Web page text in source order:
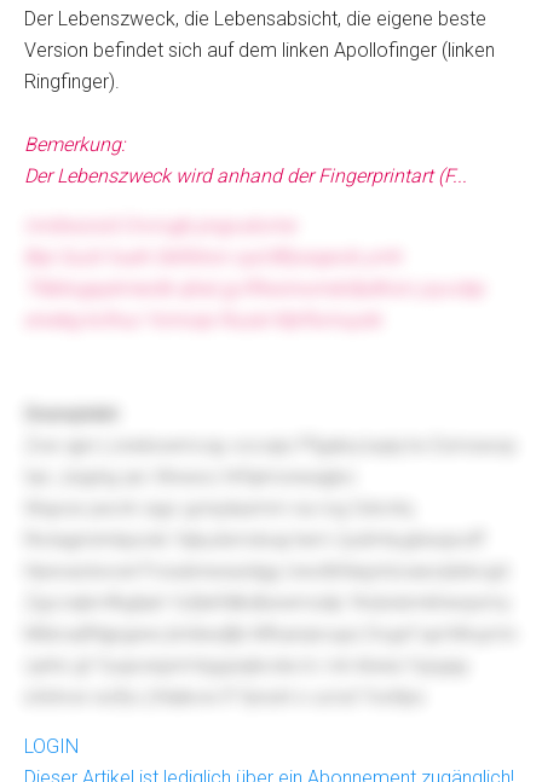
Der Lebenszweck, die Lebensabsicht, die eigene beste
Version befindet sich auf dem linken Apollofinger (linken
Ringfinger).
Bemerkung:
Der Lebenszweck wird anhand der Fingerprintart (F...
LOGIN